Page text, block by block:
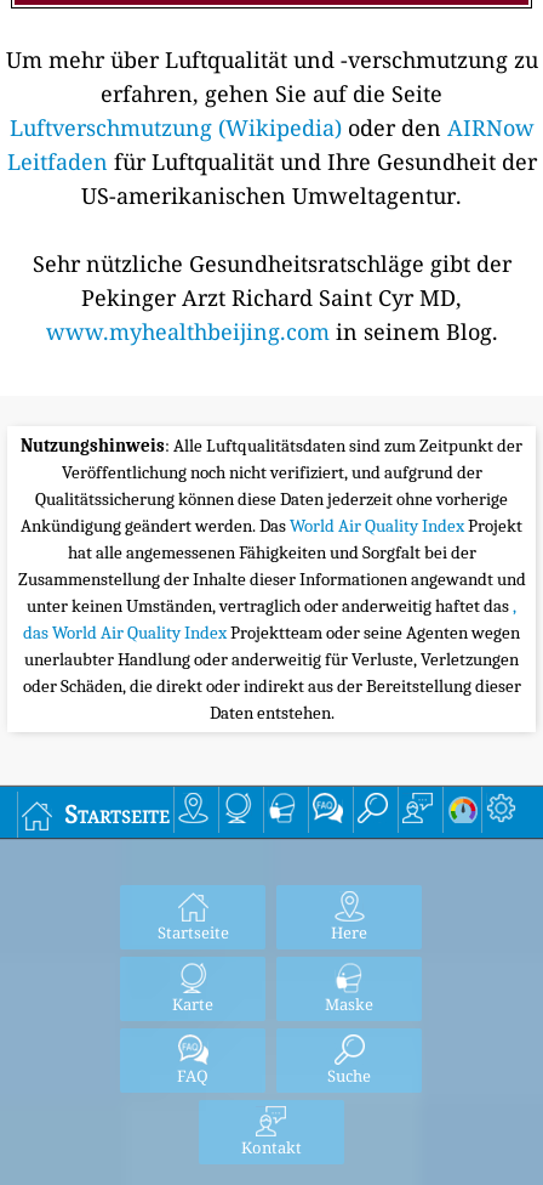
Um mehr über Luftqualität und -verschmutzung zu
erfahren, gehen Sie auf die Seite
Luftverschmutzung (Wikipedia)oder den AIRNow
Leitfaden für Luftqualität und Ihre Gesundheit der
US-amerikanischen Umweltagentur.
Sehr nützliche Gesundheitsratschläge gibt der
Pekinger Arzt Richard Saint Cyr MD,
www.myhealthbeijing.comin seinem Blog.
Nutzungshinweis: Alle Luftqualitätsdaten sind zum Zeitpunkt der
Veröffentlichung noch nicht verifiziert, und aufgrund der
Qualitätssicherung können diese Daten jederzeit ohne vorherige
Ankündigung geändert werden. DasWorld Air Quality IndexProjekt
hat alle angemessenen Fähigkeiten und Sorgfalt bei der
Zusammenstellung der Inhalte dieser Informationen angewandt und
unter keinen Umständen, vertraglich oder anderweitig haftet das,
das World Air Quality IndexProjektteam oder seine Agenten wegen
unerlaubter Handlung oder anderweitig für Verluste, Verletzungen
oder Schäden, die direkt oder indirekt aus der Bereitstellung dieser
Daten entstehen.
Startseite
Startseite Here
Karte Maske
FAQ Suche
Kontakt